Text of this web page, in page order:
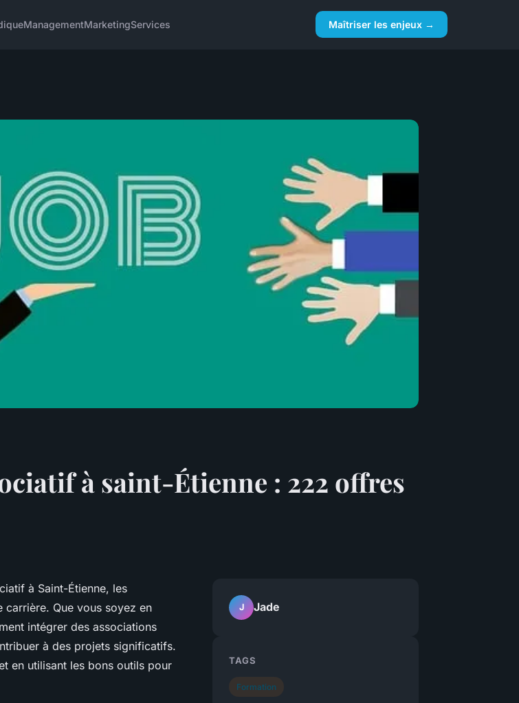
ManagementMarketingServices Maîtriser les enjeux →
à saint-Étienne : 222 offres
à Saint-Étienne, les
Que vous soyez en
intégrer des associations
à des projets significatifs.
en utilisant les bons outils pour
J Jade
TAGS
Formation